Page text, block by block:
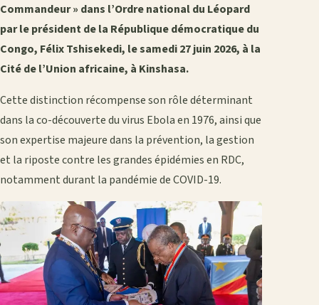
Commandeur » dans l’Ordre national du Léopard
par le président de la République démocratique du
Congo, Félix Tshisekedi, le samedi 27 juin 2026, à la
Cité de l’Union africaine, à Kinshasa.
Cette distinction récompense son rôle déterminant
dans la co-découverte du virus Ebola en 1976, ainsi que
son expertise majeure dans la prévention, la gestion
et la riposte contre les grandes épidémies en RDC,
notamment durant la pandémie de COVID-19.